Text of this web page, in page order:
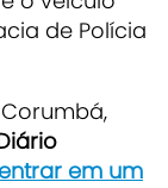
de Polícia
em um